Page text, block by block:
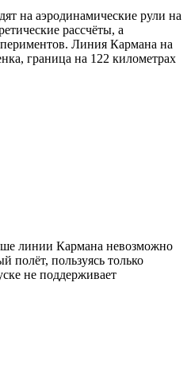
на аэродинамические рули на
рассчёты, а
Линия Кармана на
граница на 122 километрах
линии Кармана невозможно
полёт, пользуясь только
не поддерживает